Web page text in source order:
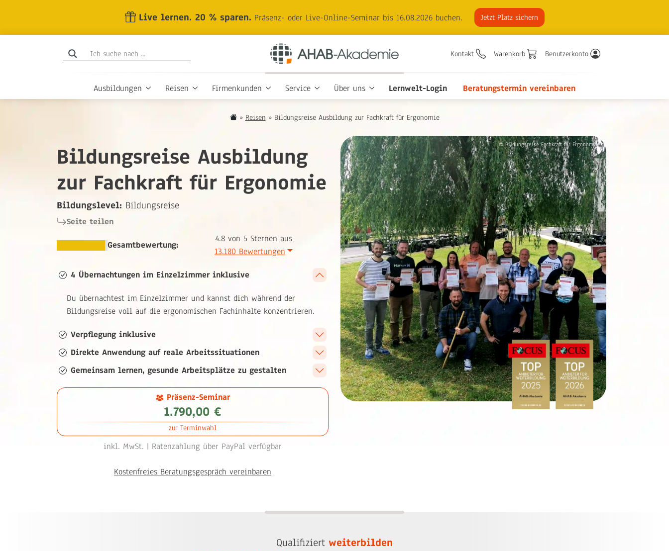
Live lernen. 20 % sparen. Präsenz- oder Live-Online-Seminar bis 16.08.2026 buchen. Jetzt Platz sichern
Kontakt Warenkorb Benutzerkonto
Ausbildungen Reisen Firmenkunden Service Über uns Lernwelt-Login Beratungstermin vereinbaren
» Reisen » Bildungsreise Ausbildung zur Fachkraft für Ergonomie
© Bildungsreise Fachkraft für Ergonomie
Bildungsreise Ausbildung
zur Fachkraft für Ergonomie
Bildungslevel: Bildungsreise
Seite teilen
Gesamtbewertung:
4.8 von 5 Sternen aus
13.180 Bewertungen
4 Übernachtungen im Einzelzimmer inklusive
Du übernachtest im Einzelzimmer und kannst dich während der
Bildungsreise voll auf die ergonomischen Fachinhalte konzentrieren.
Verpflegung inklusive
Direkte Anwendung auf reale Arbeitssituationen
Gemeinsam lernen, gesunde Arbeitsplätze zu gestalten
Präsenz-Seminar
1.790,00 €
zur Terminwahl
inkl. MwSt. | Ratenzahlung über PayPal verfügbar
Kostenfreies Beratungsgespräch vereinbaren
Qualifiziert weiterbilden